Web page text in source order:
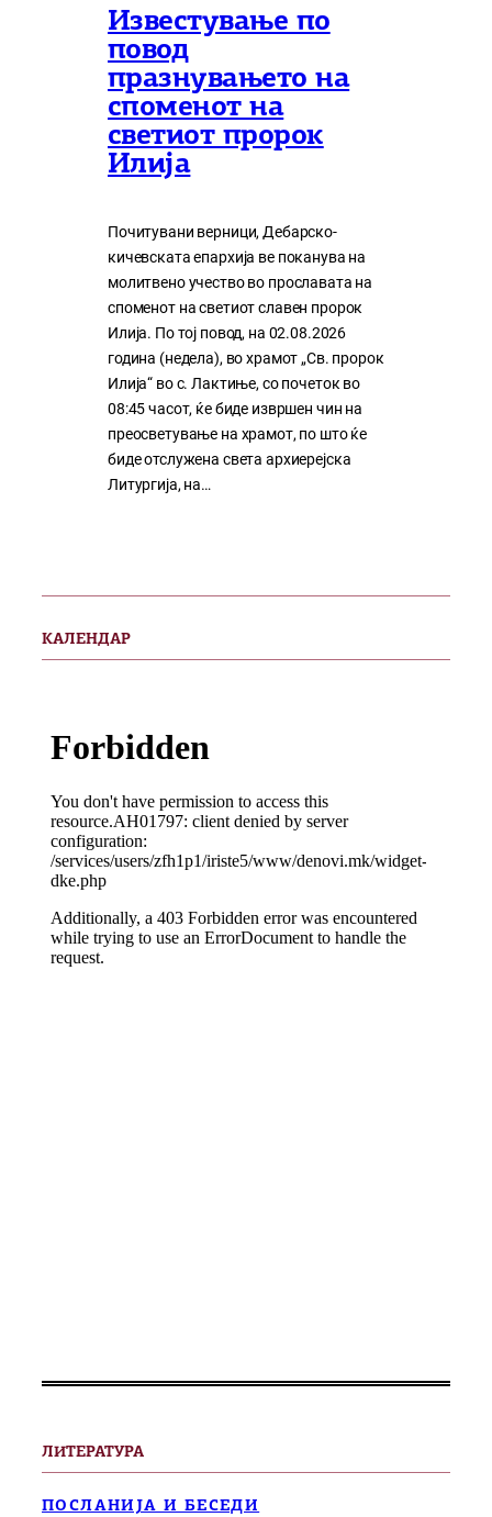
Известување по
повод
празнувањето на
споменот на
светиот пророк
Илија
Почитувани верници, Дебарско-
кичевската епархија ве поканува на
молитвено учество во прославата на
споменот на светиот славен пророк
Илија. По тој повод, на 02.08.2026
година (недела), во храмот „Св. пророк
Илија“ во с. Лактиње, со почеток во
08:45 часот, ќе биде извршен чин на
преосветување на храмот, по што ќе
биде отслужена света архиерејска
Литургија, на…
КАЛЕНДАР
ЛИТЕРАТУРА
ПОСЛАНИЈА И БЕСЕДИ